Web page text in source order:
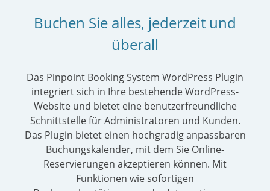
Buchen Sie alles, jederzeit und
überall
Das Pinpoint Booking System WordPress Plugin
integriert sich in Ihre bestehende WordPress-
Website und bietet eine benutzerfreundliche
Schnittstelle für Administratoren und Kunden.
Das Plugin bietet einen hochgradig anpassbaren
Buchungskalender, mit dem Sie Online-
Reservierungen akzeptieren können. Mit
Funktionen wie sofortigen